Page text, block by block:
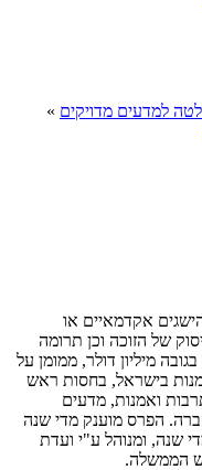
למדעים מדויקים »
אקדמאיים או
של הזוכה וכן תרומה
מיליון דולר, ממומן על
בישראל, בחסות ראש
ואמנות, מדעים
הפרס מוענק מדי שנה
שנה, ומנוהל ע"י ועדת
הממשלה.